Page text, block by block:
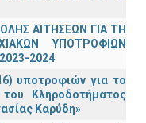
ΑΙΤΗΣΕΩΝ ΓΙΑ ΤΗ
ΥΠΟΤΡΟΦΙΩΝ
2024
υποτροφιών για το
Κληροδοτήματος
Καρύδη»